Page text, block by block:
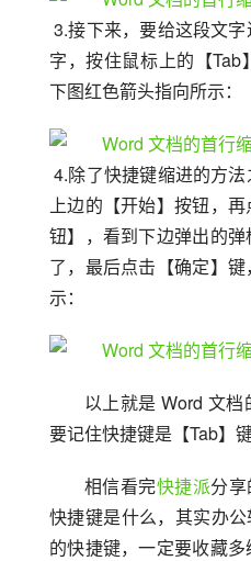
3.接下来，要给这段文
字，按住鼠标上的【
下图红色箭头指向所示：
4.除了快捷键缩进的方
上边的【开始】按钮，
钮】，看到下边弹出的
了，最后点击【确定】
示：
以上就是 Word 文档
要记住快捷键是【Tab】键
相信看完快捷派分
快捷键是什么，其实办
的快捷键，一定要收藏